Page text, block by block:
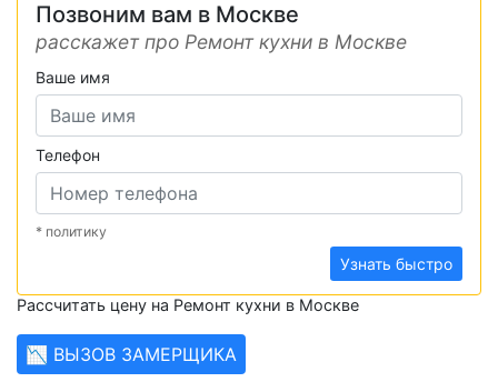
Позвоним вам в Москве
расскажет про Ремонт кухни в Москве
Ваше имя
Телефон
* политику
Узнать быстро
Рассчитать цену на Ремонт кухни в Москве
📉 ВЫЗОВ ЗАМЕРЩИКА